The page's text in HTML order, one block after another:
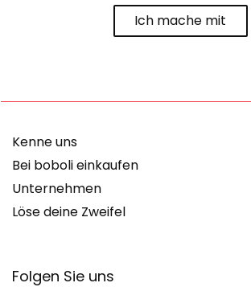
Ich mache mit
Folgen Sie uns
Kenne uns
Bei boboli einkaufen
Unternehmen
Löse deine Zweifel